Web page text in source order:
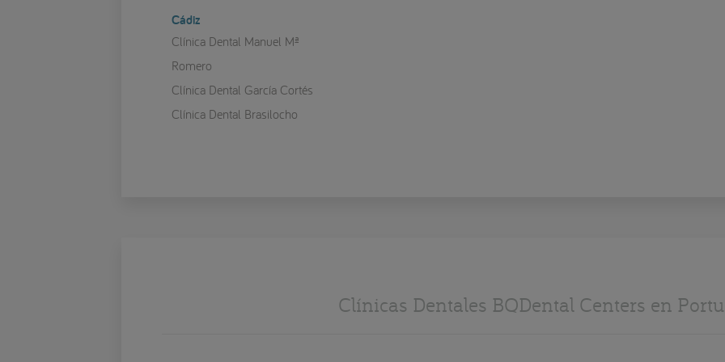
Cádiz
Clínica Dental Manuel Mª
Romero
Clínica Dental García Cortés
Clínica Dental Brasilocho
Clínicas Dentales BQDental Centers en